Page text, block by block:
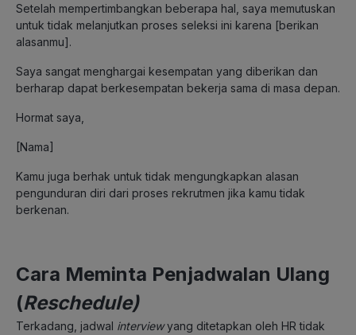
Setelah mempertimbangkan beberapa hal, saya memutuskan
untuk tidak melanjutkan proses seleksi ini karena [berikan
alasanmu].
Saya sangat menghargai kesempatan yang diberikan dan
berharap dapat berkesempatan bekerja sama di masa depan.
Hormat saya,
[Nama]
Kamu juga berhak untuk tidak mengungkapkan alasan
pengunduran diri dari proses rekrutmen jika kamu tidak
berkenan.
Cara Meminta Penjadwalan Ulang
(Reschedule)
Terkadang, jadwal interviewyang ditetapkan oleh HR tidak